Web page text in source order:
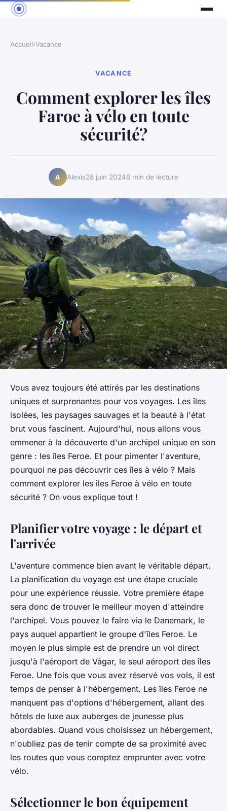
Accueil›Vacance
VACANCE
Comment explorer les îles
Faroe à vélo en toute
sécurité?
A Alexis28 juin 20246 min de lecture
Vous avez toujours été attirés par les destinations
uniques et surprenantes pour vos voyages. Les îles
isolées, les paysages sauvages et la beauté à l'état
brut vous fascinent. Aujourd'hui, nous allons vous
emmener à la découverte d'un archipel unique en son
genre : les îles Feroe. Et pour pimenter l'aventure,
pourquoi ne pas découvrir ces îles à vélo ? Mais
comment explorer les îles Feroe à vélo en toute
sécurité ? On vous explique tout !
Planifier votre voyage : le départ et
l'arrivée
L'aventure commence bien avant le véritable départ.
La planification du voyage est une étape cruciale
pour une expérience réussie. Votre première étape
sera donc de trouver le meilleur moyen d'atteindre
l'archipel. Vous pouvez le faire via le Danemark, le
pays auquel appartient le groupe d'îles Feroe. Le
moyen le plus simple est de prendre un vol direct
jusqu'à l'aéroport de Vágar, le seul aéroport des îles
Feroe. Une fois que vous avez réservé vos vols, il est
temps de penser à l'hébergement. Les îles Feroe ne
manquent pas d'options d'hébergement, allant des
hôtels de luxe aux auberges de jeunesse plus
abordables. Quand vous choisissez un hébergement,
n'oubliez pas de tenir compte de sa proximité avec
les routes que vous comptez emprunter avec votre
vélo.
Sélectionner le bon équipement